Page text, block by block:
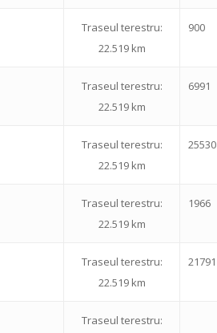
Traseul terestru:
22.519 km
900
Traseul terestru:
22.519 km
6991
Traseul terestru:
22.519 km
25530
Traseul terestru:
22.519 km
1966
Traseul terestru:
22.519 km
21791
Traseul terestru: